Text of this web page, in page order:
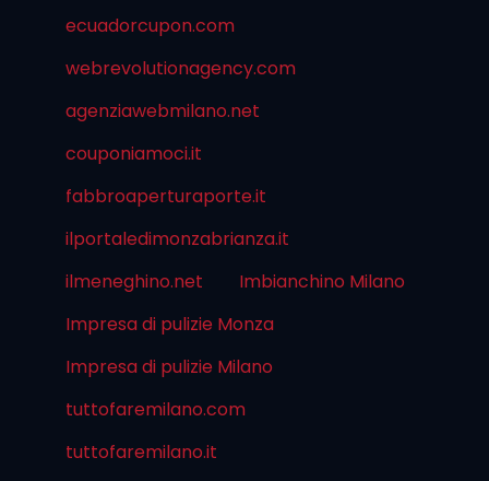
ecuadorcupon.com
webrevolutionagency.com
agenziawebmilano.net
couponiamoci.it
fabbroaperturaporte.it
ilportaledimonzabrianza.it
ilmeneghino.net
Imbianchino Milano
Impresa di pulizie Monza
Impresa di pulizie Milano
tuttofaremilano.com
tuttofaremilano.it